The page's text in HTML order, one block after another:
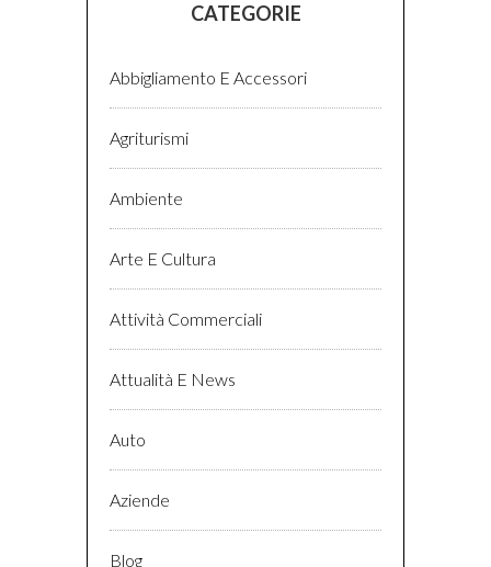
CATEGORIE
Abbigliamento E Accessori
Agriturismi
Ambiente
Arte E Cultura
Attività Commerciali
Attualità E News
Auto
Aziende
Blog